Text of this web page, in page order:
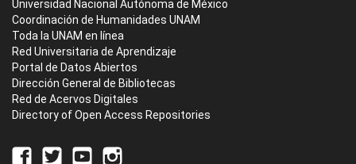
Universidad Nacional Autónoma de México
Coordinación de Humanidades UNAM
Toda la UNAM en línea
Red Universitaria de Aprendizaje
Portal de Datos Abiertos
Dirección General de Bibliotecas
Red de Acervos Digitales
Directory of Open Access Repositories